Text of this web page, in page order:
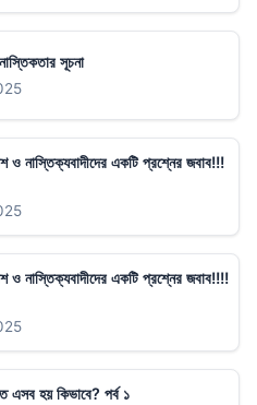
সূচনা
ও নাস্তিক্যবাদীদের একটি প্রশ্নের জবাব!!!
ও নাস্তিক্যবাদীদের একটি প্রশ্নের জবাব!!!!
হয় কিভাবে? পর্ব ১